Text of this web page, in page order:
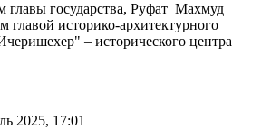
главы государства, Руфат Махмуд
главой историко-архитектурного
– исторического центра
2025, 17:01